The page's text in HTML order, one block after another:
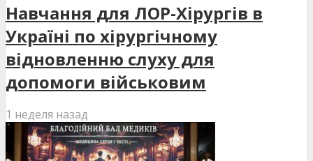
Навчання для ЛОР-Хірургів в
Україні по хірургічному
відновленню слуху для
допомоги військовим
1 неделя назад